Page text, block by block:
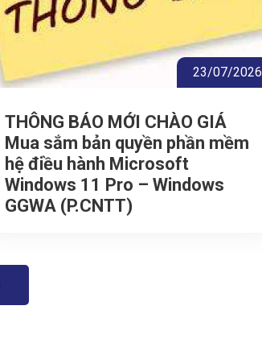
23/07/2026
THÔNG BÁO MỚI CHÀO GIÁ
Mua sắm bản quyền phần mềm
hệ điều hành Microsoft
Windows 11 Pro – Windows
GGWA (P.CNTT)